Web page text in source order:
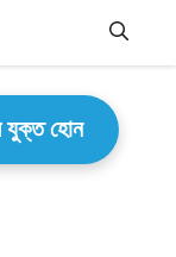
যুক্ত হোন